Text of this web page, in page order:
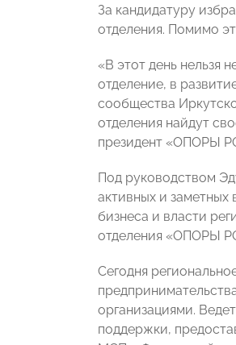
За кандидатуру
отделения. Помимо
«В этот день нельзя
отделение, в
сообщества
отделения найдут
президент «ОПОРЫ
Под руководством
активных и
бизнеса и власти
отделения «ОПОРЫ
Сегодня
организациями.
поддержки,